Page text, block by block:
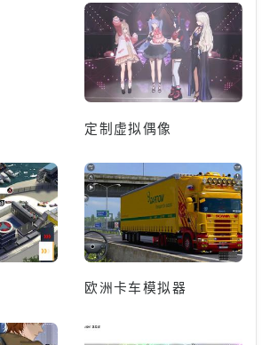
定制虚拟偶像
欧洲卡车模拟器